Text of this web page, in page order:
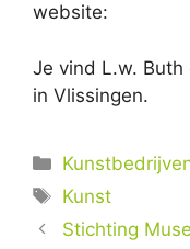
website:
Je vind L.w.
in Vlissingen.
Categorieën
Tags
Kunst
Stichting